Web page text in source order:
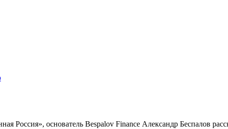
Россия», основатель Bespalov Finance Александр Беспалов